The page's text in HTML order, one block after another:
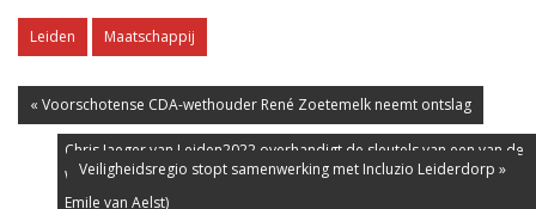
Chris Jaeger van Leiden2022 overhandigt de sleutels van een van de
tuktuks aan BplusC Leiden. (Foto: Emile van Aelst)
Chris Jaeger van Leiden2022 overhandigt de sleutels van een van de
tuktuks aan BplusC Leiden. (Foto: Emile van Aelst)
Andrea Bosch en Colet Assman van BplusC in de tuktuk. (Foto: Emile
van Aelst)
Chris Jaeger van Leiden2022 overhandigt de sleutels van een van de
tuktuks aan Mazen Kara, Jung Lee en Bart Groeneweg van de
Energiefixers071. (Foto: Emile van Aelst)
Wijkambassadeur Yung Lie vertelt over de Energiefixers071. (Foto:
Emile van Aelst)
Leiden Maatschappij
« Voorschotense CDA-wethouder René Zoetemelk neemt ontslag
Veiligheidsregio stopt samenwerking met Incluzio Leiderdorp »